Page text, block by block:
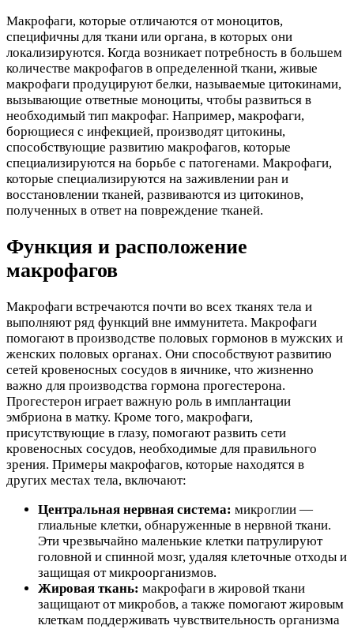
Макрофаги, которые отличаются от моноцитов,
специфичны для ткани или органа, в которых они
локализируются. Когда возникает потребность в большем
количестве макрофагов в определенной ткани, живые
макрофаги продуцируют белки, называемые цитокинами,
вызывающие ответные моноциты, чтобы развиться в
необходимый тип макрофаг. Например, макрофаги,
борющиеся с инфекцией, производят цитокины,
способствующие развитию макрофагов, которые
специализируются на борьбе с патогенами. Макрофаги,
которые специализируются на заживлении ран и
восстановлении тканей, развиваются из цитокинов,
полученных в ответ на повреждение тканей.
Функция и расположение
макрофагов
Макрофаги встречаются почти во всех тканях тела и
выполняют ряд функций вне иммунитета. Макрофаги
помогают в производстве половых гормонов в мужских и
женских половых органах. Они способствуют развитию
сетей кровеносных сосудов в яичнике, что жизненно
важно для производства гормона прогестерона.
Прогестерон играет важную роль в имплантации
эмбриона в матку. Кроме того, макрофаги,
присутствующие в глазу, помогают развить сети
кровеносных сосудов, необходимые для правильного
зрения. Примеры макрофагов, которые находятся в
других местах тела, включают:
Центральная нервная система: микроглии —
глиальные клетки, обнаруженные в нервной ткани.
Эти чрезвычайно маленькие клетки патрулируют
головной и спинной мозг, удаляя клеточные отходы и
защищая от микроорганизмов.
Жировая ткань: макрофаги в жировой ткани
защищают от микробов, а также помогают жировым
клеткам поддерживать чувствительность организма